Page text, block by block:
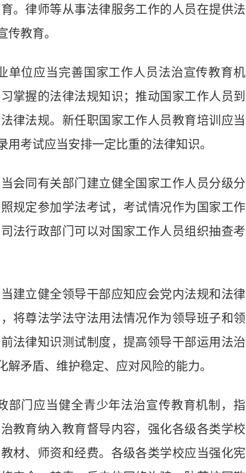
。律师等从事法律服务工作的人员在提供法
教育。
单位应当完善国家工作人员法治宣传教育机
掌握的法律法规知识；推动国家工作人员到
律法规。新任职国家工作人员教育培训应当
考试应当安排一定比重的法律知识。
同有关部门建立健全国家工作人员分级分
规定参加学法考试，考试情况作为国家工作
法行政部门可以对国家工作人员组织抽查考
立健全领导干部应知应会党内法规和法律
将尊法学法守法用法情况作为领导班子和领
法律知识测试制度，提高领导干部运用法治
矛盾、维护稳定、应对风险的能力。
部门应当健全青少年法治宣传教育机制，指
教育纳入教育督导内容，强化各级各类学校
材、师资和经费。各级各类学校应当强化宪